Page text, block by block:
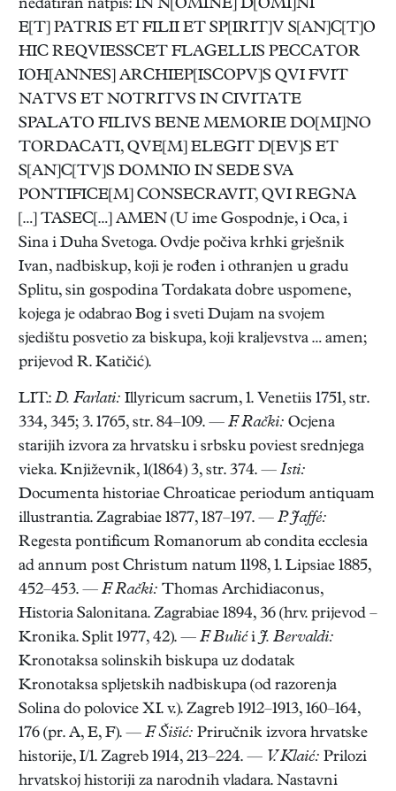
nedatiran natpis: IN N[OMINE] D[OMI]NI
E[T] PATRIS ET FILII ET SP[IRIT]V S[AN]C[T]O
HIC REQVIESSCET FLAGELLIS PECCATOR
IOH[ANNES] ARCHIEP[ISCOPV]S QVI FVIT
NATVS ET NOTRITVS IN CIVITATE
SPALATO FILIVS BENE MEMORIE DO[MI]NO
TORDACATI, QVE[M] ELEGIT D[EV]S ET
S[AN]C[TV]S DOMNIO IN SEDE SVA
PONTIFICE[M] CONSECRAVIT, QVI REGNA
[…] TASEC[…] AMEN (U ime Gospodnje, i Oca, i
Sina i Duha Svetoga. Ovdje počiva krhki grješnik
Ivan, nadbiskup, koji je rođen i othranjen u gradu
Splitu, sin gospodina Tordakata dobre uspomene,
kojega je odabrao Bog i sveti Dujam na svojem
sjedištu posvetio za biskupa, koji kraljevstva … amen;
prijevod R. Katičić).
LIT.: D. Farlati: Illyricum sacrum, 1. Venetiis 1751, str.
334, 345; 3. 1765, str. 84–109. — F. Rački: Ocjena
starijih izvora za hrvatsku i srbsku poviest srednjega
vieka. Književnik, 1(1864) 3, str. 374. — Isti:
Documenta historiae Chroaticae periodum antiquam
illustrantia. Zagrabiae 1877, 187–197. — P. Jaffé:
Regesta pontificum Romanorum ab condita ecclesia
ad annum post Christum natum 1198, 1. Lipsiae 1885,
452–453. — F. Rački: Thomas Archidiaconus,
Historia Salonitana. Zagrabiae 1894, 36 (hrv. prijevod –
Kronika. Split 1977, 42). — F. Bulić i J. Bervaldi:
Kronotaksa solinskih biskupa uz dodatak
Kronotaksa spljetskih nadbiskupa (od razorenja
Solina do polovice XI. v.). Zagreb 1912–1913, 160–164,
176 (pr. A, E, F). — F. Šišić: Priručnik izvora hrvatske
historije, I/1. Zagreb 1914, 213–224. — V. Klaić: Prilozi
hrvatskoj historiji za narodnih vladara. Nastavni